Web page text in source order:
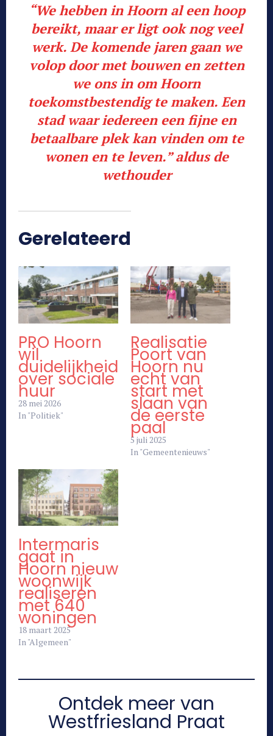
“We hebben in Hoorn al een hoop
bereikt, maar er ligt ook nog veel
werk. De komende jaren gaan we
volop door met bouwen en zetten
we ons in om Hoorn
toekomstbestendig te maken. Een
stad waar iedereen een fijne en
betaalbare plek kan vinden om te
wonen en te leven.” aldus de
wethouder
Gerelateerd
PRO Hoorn
wil
duidelijkheid
over sociale
huur
28 mei 2026
In "Politiek"
Realisatie
Poort van
Hoorn nu
echt van
start met
slaan van
de eerste
paal
5 juli 2025
In "Gemeentenieuws"
Intermaris
gaat in
Hoorn nieuw
woonwijk
realiseren
met 640
woningen
18 maart 2025
In "Algemeen"
Ontdek meer van
Westfriesland Praat